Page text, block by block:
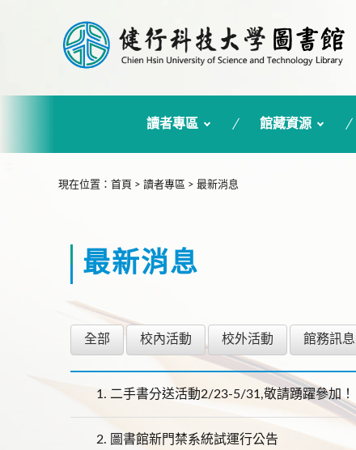
讀者專區 館藏資源
現在位置 ： 首頁 > 讀者專區 > 最新消息
最新消息
全部 校內活動 校外活動 館務訊息
1. 二手書分送活動2/23-5/31,敬請踴躍參加！
2. 圖書館新門禁系統試運行公告